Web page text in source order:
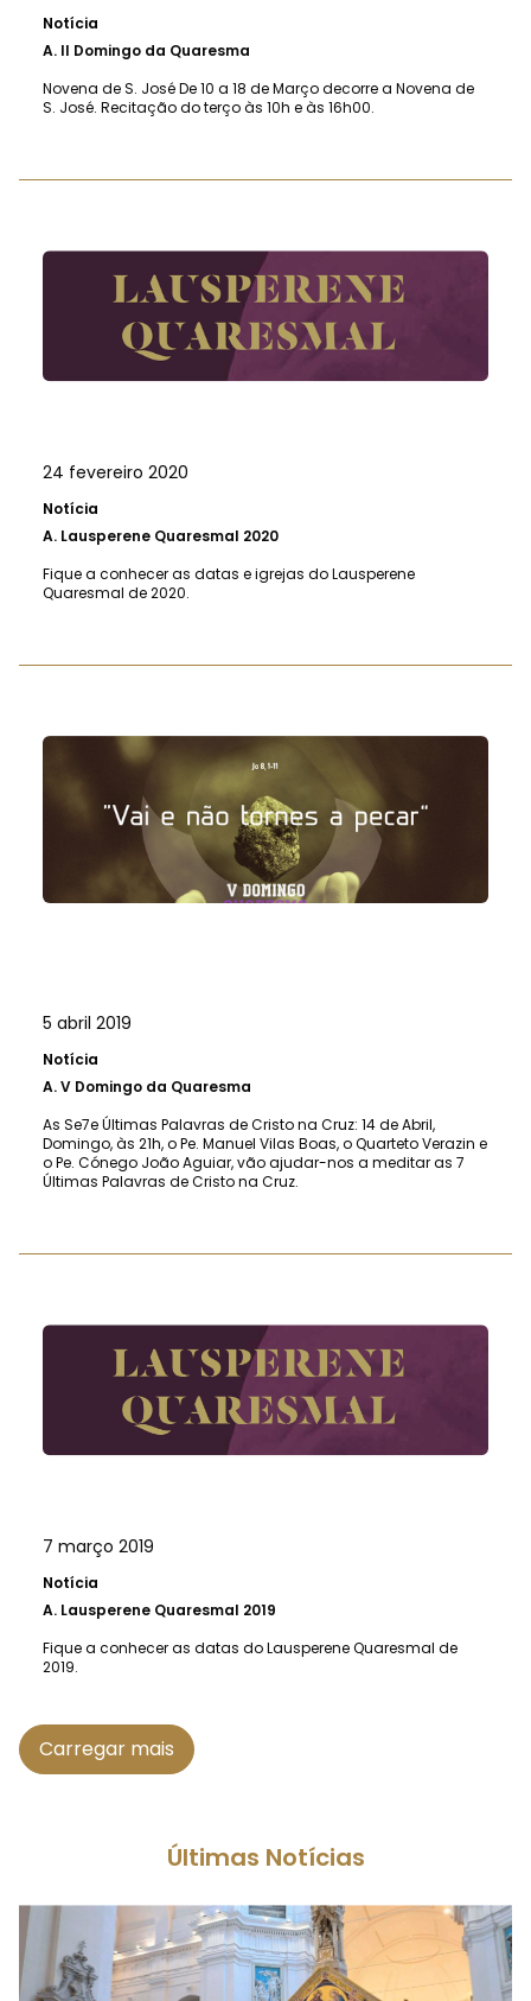
Notícia
A. II Domingo da Quaresma
Novena de S. José De 10 a 18 de Março decorre a Novena de
S. José. Recitação do terço às 10h e às 16h00.
24 fevereiro 2020
Notícia
A. Lausperene Quaresmal 2020
Fique a conhecer as datas e igrejas do Lausperene
Quaresmal de 2020.
5 abril 2019
Notícia
A.V Domingo da Quaresma
As Se7e Últimas Palavras de Cristo na Cruz: 14 de Abril,
Domingo, às 21h, o Pe. Manuel Vilas Boas, o Quarteto Verazin e
o Pe. Cónego João Aguiar, vão ajudar-nos a meditar as 7
Últimas Palavras de Cristo na Cruz.
7 março 2019
Notícia
A. Lausperene Quaresmal 2019
Fique a conhecer as datas do Lausperene Quaresmal de
2019.
Carregar mais
Últimas Notícias